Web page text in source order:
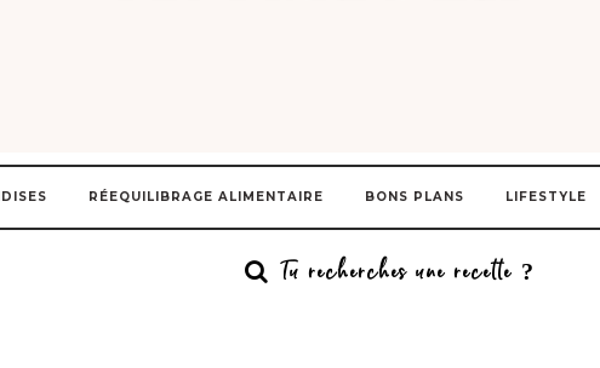
RÉEQUILIBRAGE ALIMENTAIRE BONS PLANS LIFESTYLE